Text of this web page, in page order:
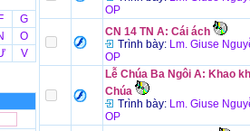
F
G
O
V
OP
CN 14 TN A: Cái ách
Trình bày: Lm. Giuse
OP
Lễ Chúa Ba Ngôi A: Khao
Chúa
Trình bày: Lm. Giuse
OP